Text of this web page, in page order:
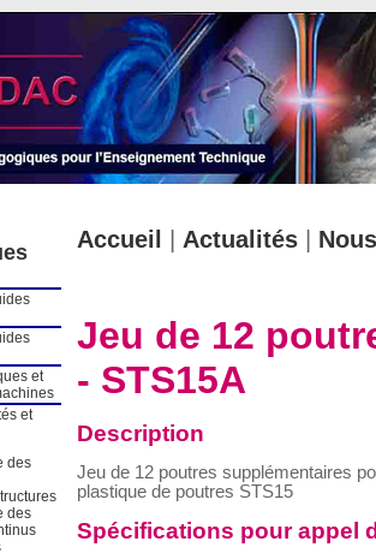
et
et
des
des
Accueil Actualités|
Jeu de 12
- STS15A
Description
Jeu de 12 poutres supplémentaires
plastique de poutres STS15
Spécifications pour appel